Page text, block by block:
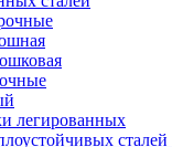
легированных
сталей